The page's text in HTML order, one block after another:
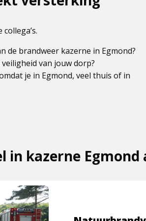
de brandweer kazerne in Egmond?
van jouw dorp?
je in Egmond, veel thuis of in
in kazerne Egmond